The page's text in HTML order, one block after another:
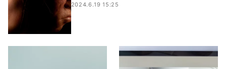
2024.6.19 15:25